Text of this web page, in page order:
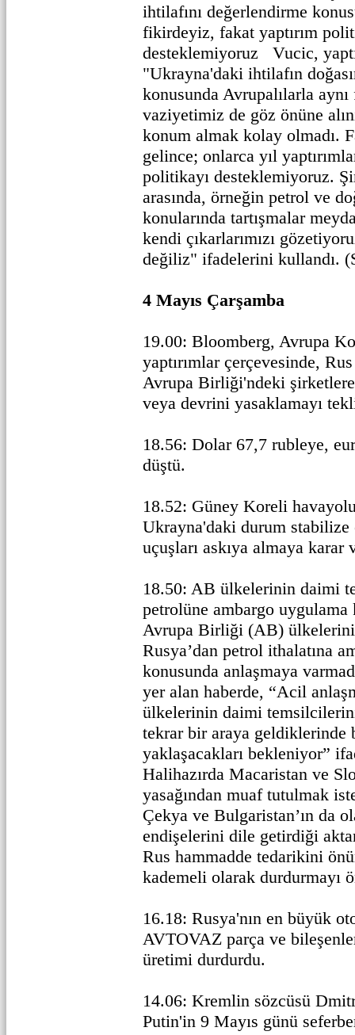
ihtilafını değerlendirme
fikirdeyiz, fakat yaptırım
desteklemiyoruz Vucic,
"Ukrayna'daki ihtilafın
konusunda Avrupalılarla
vaziyetimiz de göz önüne
konum almak kolay olmadı.
gelince; onlarca yıl
politikayı desteklemiyoruz.
arasında, örneğin petrol ve
konularında tartışmalar
kendi çıkarlarımızı
değiliz" ifadelerini kullandı.
4 Mayıs Çarşamba
19.00: Bloomberg, Avrupa
yaptırımlar çerçevesinde,
Avrupa Birliği'ndeki şirketlere
veya devrini yasaklamayı
18.56: Dolar 67,7 rubleye,
düştü.
18.52: Güney Koreli
Ukrayna'daki durum stabilize
uçuşları askıya almaya karar
18.50: AB ülkelerinin daimi
petrolüne ambargo uygulama
Avrupa Birliği (AB)
Rusya’dan petrol ithalatına
konusunda anlaşmaya
yer alan haberde, “Acil
ülkelerinin daimi
tekrar bir araya geldiklerinde
yaklaşacakları bekleniyor”
Halihazırda Macaristan ve
yasağından muaf tutulmak
Çekya ve Bulgaristan’ın da
endişelerini dile getirdiği
Rus hammadde tedarikini
kademeli olarak durdurmayı
16.18: Rusya'nın en büyük
AVTOVAZ parça ve
üretimi durdurdu.
14.06: Kremlin sözcüsü
Putin'in 9 Mayıs günü